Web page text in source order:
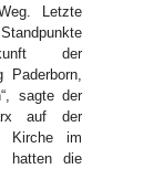
Letzte
der
sagte der
auf der
Kirche im
hatten die